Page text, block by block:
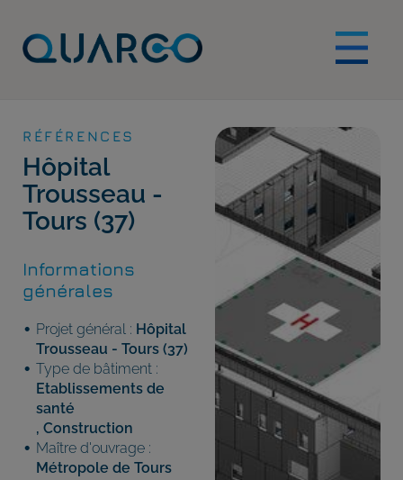
RÉFÉRENCES
Hôpital
Trousseau -
Tours (37)
Informations
générales
Projet général : Hôpital
Trousseau - Tours (37)
Type de bâtiment :
Etablissements de
santé
, Construction
Maître d'ouvrage :
Métropole de Tours